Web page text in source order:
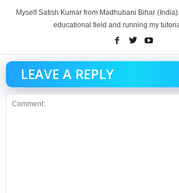
Myself Satish Kumar from Madhubani Bihar
educational field and running my
LEAVE A REPLY